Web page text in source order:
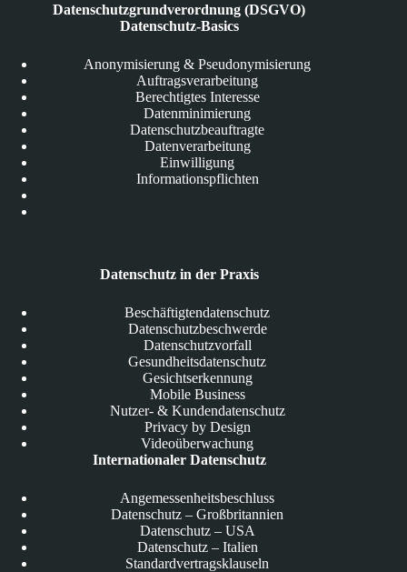
Datenschutzgrundverordnung (DSGVO)
Datenschutz-Basics
Anonymisierung & Pseudonymisierung
Auftragsverarbeitung
Berechtigtes Interesse
Datenminimierung
Datenschutzbeauftragte
Datenverarbeitung
Einwilligung
Informationspflichten
Datenschutz in der Praxis
Beschäftigtendatenschutz
Datenschutzbeschwerde
Datenschutzvorfall
Gesundheitsdatenschutz
Gesichtserkennung
Mobile Business
Nutzer- & Kundendatenschutz
Privacy by Design
Videoüberwachung
Internationaler Datenschutz
Angemessenheitsbeschluss
Datenschutz – Großbritannien
Datenschutz – USA
Datenschutz – Italien
Standardvertragsklauseln